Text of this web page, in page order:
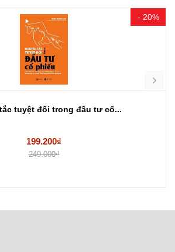
- 20%
tuyệt đối trong đầu tư cổ...
199.200₫
249.000₫